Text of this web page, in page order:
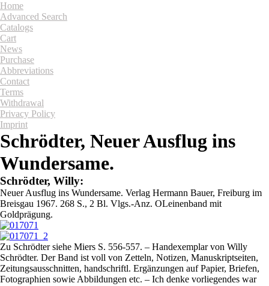
Home
Advanced Search
Catalogs
Cart
News
Purchase
Abbreviations
Contact
Terms
Withdrawal
Privacy Policy
Imprint
Schrödter, Neuer Ausflug ins
Wundersame.
Schrödter, Willy:
Neuer Ausflug ins Wundersame. Verlag Hermann Bauer, Freiburg im
Breisgau 1967. 268 S., 2 Bl. Vlgs.-Anz. OLeinenband mit
Goldprägung.
Zu Schrödter siehe Miers S. 556-557. – Handexemplar von Willy
Schrödter. Der Band ist voll von Zetteln, Notizen, Manuskriptseiten,
Zeitungsausschnitten, handschriftl. Ergänzungen auf Papier, Briefen,
Fotographien sowie Abbildungen etc. – Ich denke vorliegendes war